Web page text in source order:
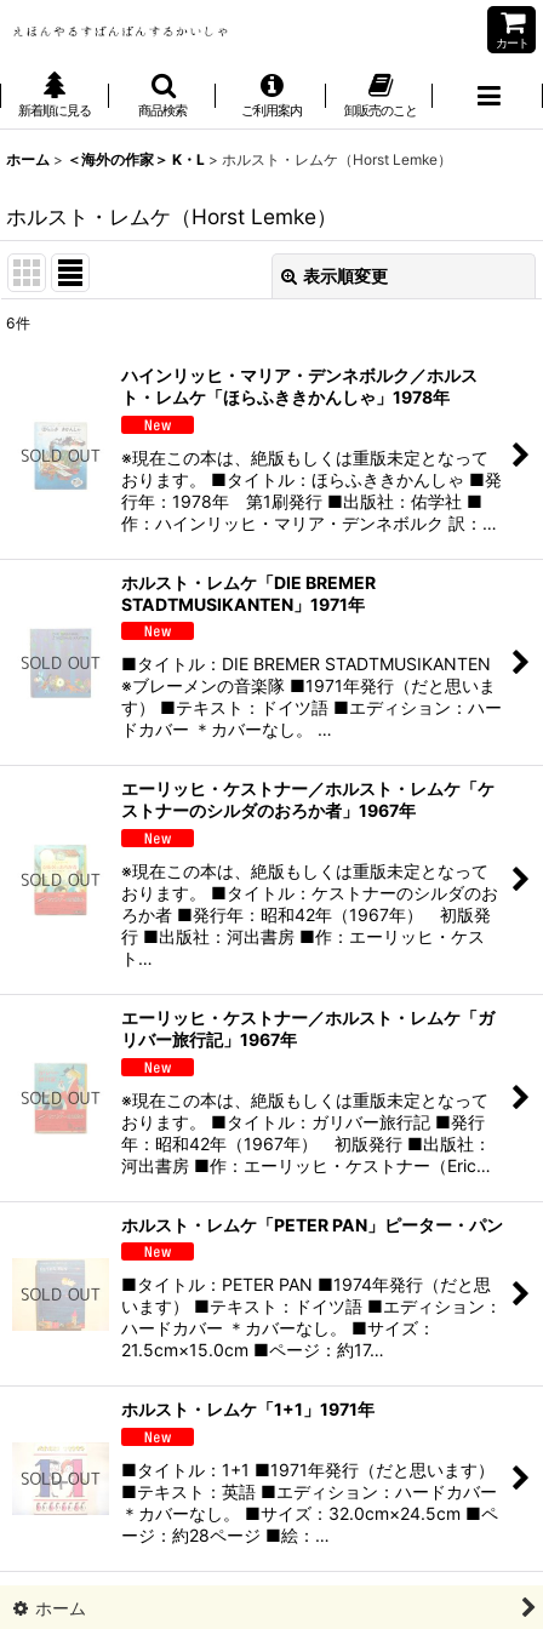
カート
新着順に見る 商品検索 ご利用案内 卸販売のこと
ホーム > ＜海外の作家＞ K・L > ホルスト・レムケ（Horst Lemke）
ホルスト・レムケ（Horst Lemke）
表示順変更
絞り込む
6件
ハインリッヒ・マリア・デンネボルク／ホルス
ト・レムケ「ほらふききかんしゃ」1978年
※現在この本は、絶版もしくは重版未定となって
おります。 ■タイトル：ほらふききかんしゃ ■発
行年：1978年 第1刷発行 ■出版社：佑学社 ■
作：ハインリッヒ・マリア・デンネボルク 訳：…
ホルスト・レムケ「DIE BREMER
STADTMUSIKANTEN」1971年
■タイトル：DIE BREMER STADTMUSIKANTEN
※ブレーメンの音楽隊 ■1971年発行（だと思いま
す） ■テキスト：ドイツ語 ■エディション：ハー
ドカバー ＊カバーなし。 …
エーリッヒ・ケストナー／ホルスト・レムケ「ケ
ストナーのシルダのおろか者」1967年
※現在この本は、絶版もしくは重版未定となって
おります。 ■タイトル：ケストナーのシルダのお
ろか者 ■発行年：昭和42年（1967年） 初版発
行 ■出版社：河出書房 ■作：エーリッヒ・ケス
ト…
エーリッヒ・ケストナー／ホルスト・レムケ「ガ
リバー旅行記」1967年
※現在この本は、絶版もしくは重版未定となって
おります。 ■タイトル：ガリバー旅行記 ■発行
年：昭和42年（1967年） 初版発行 ■出版社：
河出書房 ■作：エーリッヒ・ケストナー（Eric…
ホルスト・レムケ「PETER PAN」ピーター・パン
■タイトル：PETER PAN ■1974年発行（だと思
います） ■テキスト：ドイツ語 ■エディション：
ハードカバー ＊カバーなし。 ■サイズ：
21.5cm×15.0cm ■ページ：約17…
ホルスト・レムケ「1+1」1971年
■タイトル：1+1 ■1971年発行（だと思います）
■テキスト：英語 ■エディション：ハードカバー
＊カバーなし。 ■サイズ：32.0cm×24.5cm ■ペ
ージ：約28ページ ■絵：…
ホーム